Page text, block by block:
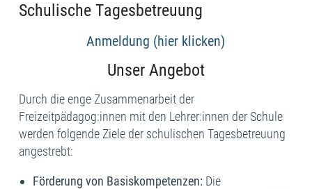
Schulische Tagesbetreuung
Anmeldung (hier klicken)
Unser Angebot
Durch die enge Zusammenarbeit der
Freizeitpädagog:innen mit den Lehrer:innen der Schule
werden folgende Ziele der schulischen Tagesbetreuung
angestrebt:
Förderung von Basiskompetenzen: Die